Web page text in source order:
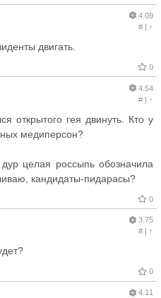
4.09
#| ↑
двигать.
0
4.54
#| ↑
открытого гея двинуть. Кто у
медиперсон?
целая россыпь обозначила
кандидаты-пидарасы?
0
3.75
#| ↑
0
4.11